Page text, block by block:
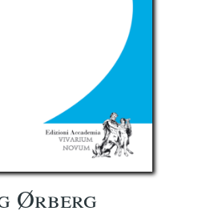
Ørberg